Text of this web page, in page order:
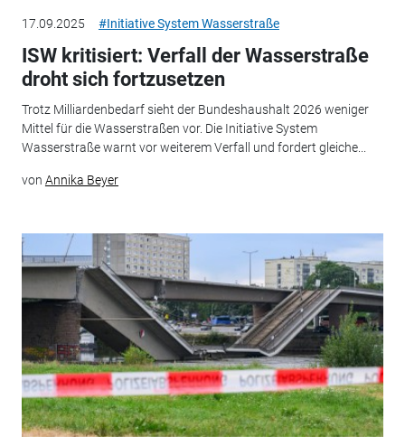
17.09.2025 #Initiative System Wasserstraße
ISW kritisiert: Verfall der Wasserstraße
droht sich fortzusetzen
Trotz Milliardenbedarf sieht der Bundeshaushalt 2026 weniger
Mittel für die Wasserstraßen vor. Die Initiative System
Wasserstraße warnt vor weiterem Verfall und fordert gleiche...
von Annika Beyer